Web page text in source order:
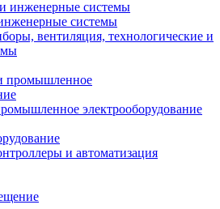
системы
вентиляция, технологические и
электрооборудование
и автоматизация